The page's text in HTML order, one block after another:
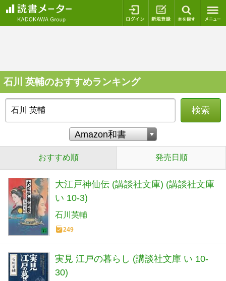
ログイン 新規登録
石川 英輔のおすすめランキング
検索
おすすめ順 発売日順
大江戸神仙伝 (講談社文庫) (講談社文庫
い 10-3)
石川英輔
249
実見 江戸の暮らし (講談社文庫 い 10-
30)